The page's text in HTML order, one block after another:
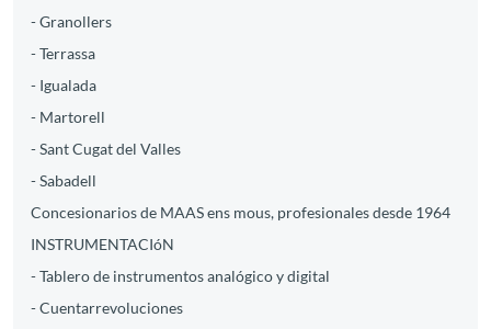
- Granollers
- Terrassa
- Igualada
- Martorell
- Sant Cugat del Valles
- Sabadell
Concesionarios de MAAS ens mous, profesionales desde 1964
INSTRUMENTACIóN
- Tablero de instrumentos analógico y digital
- Cuentarrevoluciones